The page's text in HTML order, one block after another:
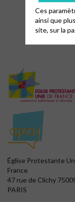
Église Protestante
France
47 rue de Clichy
PARIS
Ces
ainsi que
site, sur la